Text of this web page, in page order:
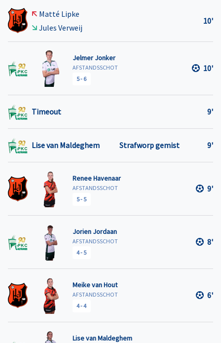
Matté Lipke
Jules Verweij
10'
Jelmer Jonker
AFSTANDSSCHOT
5- 6
10'
Timeout 9'
Lise van Maldeghem Strafworp gemist 9'
Renee Havenaar
AFSTANDSSCHOT
5-5
9'
Jorien Jordaan
AFSTANDSSCHOT
4-5
8'
Meike van Hout
AFSTANDSSCHOT
4-4
6'
Lise van Maldeghem